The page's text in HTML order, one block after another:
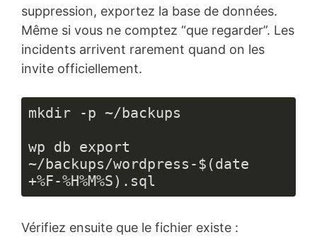
suppression, exportez la base de données.
Même si vous ne comptez “que regarder”. Les
incidents arrivent rarement quand on les
invite officiellement.
mkdir -p ~/backups
wp db export
~/backups/wordpress-$(date
+%F-%H%M%S).sql
Vérifiez ensuite que le fichier existe :